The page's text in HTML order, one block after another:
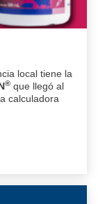
local tiene la
® que llegó al
calculadora